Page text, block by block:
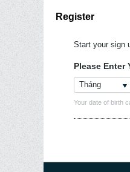
Register
Start your sign
Please Enter
Tháng
Your date of birth